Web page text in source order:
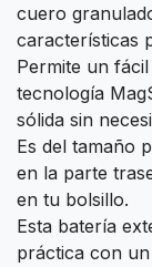
cuero
características
Permite un
tecnología
sólida sin
Es del tamaño
en la parte
en tu bolsillo.
Esta batería
práctica con